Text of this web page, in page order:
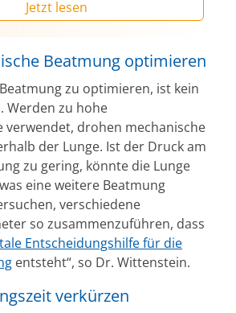
Jetzt lesen
Beatmung optimieren
zu optimieren, ist kein
Werden zu hohe
verwendet, drohen mechanische
der Lunge. Ist der Druck am
zu gering, könnte die Lunge
eine weitere Beatmung
verschiedene
so zusammenzuführen, dass
Entscheidungshilfe für die
entsteht“, so Dr. Wittenstein.
verkürzen